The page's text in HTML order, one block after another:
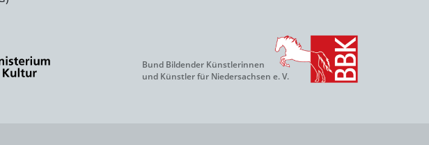
Bund Bildender Künstlerinnen
und Künstler für Niedersachsen e. V.